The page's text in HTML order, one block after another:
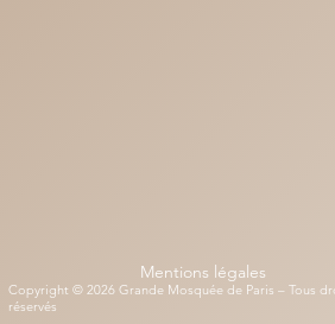
Mentions légales
Copyright © 2026 Grande Mosquée de Paris – Tous
réservés